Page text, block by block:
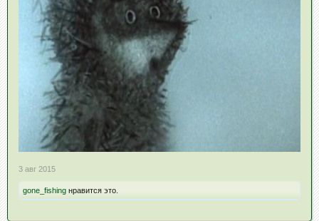
3 авг 2015
gone_fishing нравится это.